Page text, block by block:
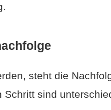
steht die
Schritt sind